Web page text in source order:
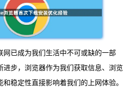
网已成为我们生活中不可或缺的一部
进步，浏览器作为我们获取信息、浏览
稳定性直接影响着我们的上网体验。